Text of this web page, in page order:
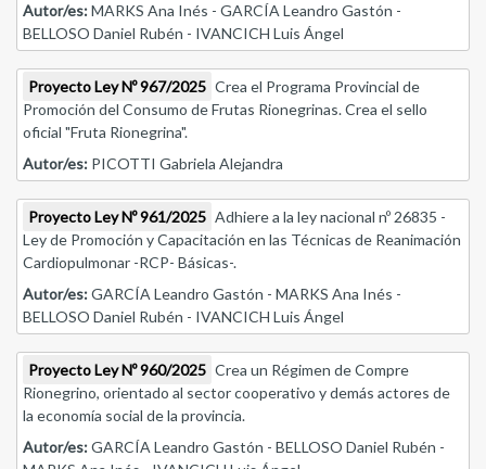
Autor/es:MARKS Ana Inés - GARCÍA Leandro Gastón -
BELLOSO Daniel Rubén - IVANCICH Luis Ángel
Proyecto Ley Nº 967/2025 Crea el Programa Provincial de
Promoción del Consumo de Frutas Rionegrinas. Crea el sello
oficial "Fruta Rionegrina".
Autor/es: PICOTTI Gabriela Alejandra
Proyecto Ley Nº 961/2025 Adhiere a la ley nacional nº 26835 -
Ley de Promoción y Capacitación en las Técnicas de Reanimación
Cardiopulmonar -RCP- Básicas-.
Autor/es:GARCÍA Leandro Gastón - MARKS Ana Inés -
BELLOSO Daniel Rubén - IVANCICH Luis Ángel
Proyecto Ley Nº 960/2025 Crea un Régimen de Compre
Rionegrino, orientado al sector cooperativo y demás actores de
la economía social de la provincia.
Autor/es:GARCÍA Leandro Gastón - BELLOSO Daniel Rubén -